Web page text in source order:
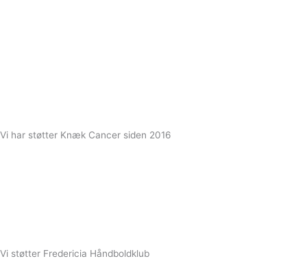
Vi har støtter Knæk Cancer siden 2016​
Vi støtter Fredericia Håndboldklub